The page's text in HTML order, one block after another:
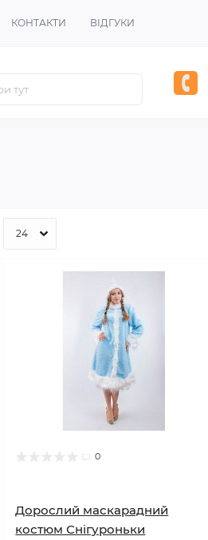
КОНТАКТИ ВІДГУКИ
0
Дорослий маскарадний
костюм Снігуроньки